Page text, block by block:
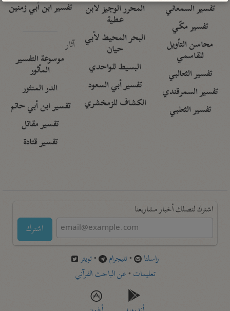
تفسير السمعاني
تفسير مكّي
محاسن التأويل
للقاسمي
تفسير الثعالبي
تفسير السمرقندي
تفسير الثعلبي
المحرر الوجيز لابن
عطية
البحر المحيط لأبي
حيان
البسيط للواحدي
تفسير أبي السعود
الكشاف للزمخشري
تفسير ابن أبي زمنين
آثار
موسوعة التفسير
المأثور
الدر المنثور
تفسير ابن أبي حاتم
تفسير مقاتل
تفسير قتادة
اشترك لتصلك أخبار مشاريعنا
اشترك
راسلنا •تليجرام •تويتر
تعليمات •عن الباحث القرآني